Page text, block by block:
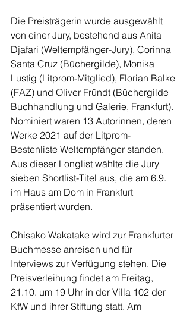
Die Preisträgerin wurde ausgewählt
von einer Jury, bestehend aus Anita
Djafari (Weltempfänger-Jury), Corinna
Santa Cruz (Büchergilde), Monika
Lustig (Litprom-Mitglied), Florian Balke
(FAZ) und Oliver Fründt (Büchergilde
Buchhandlung und Galerie, Frankfurt).
Nominiert waren 13 Autorinnen, deren
Werke 2021 auf der Litprom-
Bestenliste Weltempfänger standen.
Aus dieser Longlist wählte die Jury
sieben Shortlist-Titel aus, die am 6.9.
im Haus am Dom in Frankfurt
präsentiert wurden.
Chisako Wakatake wird zur Frankfurter
Buchmesse anreisen und für
Interviews zur Verfügung stehen. Die
Preisverleihung findet am Freitag,
21.10. um 19 Uhr in der Villa 102 der
KfW und ihrer Stiftung statt. Am